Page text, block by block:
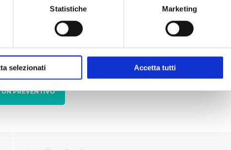
Statistiche Marketing
selezionati Accetta tutti
La risultante sono provette, strip e piastre che
perfetto bilanciamento di trasparenza, flessibilità,
antistaticità e a perfetta tenuta.
UN PREVENTIVO